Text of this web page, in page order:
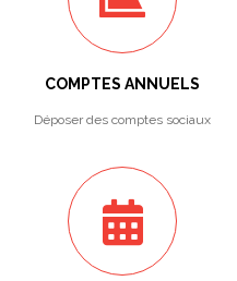
COMPTES ANNUELS
Déposer des comptes sociaux